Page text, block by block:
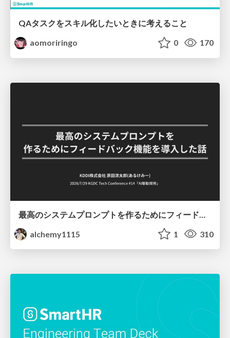
QAタスクをスキル化したいときに考えること
aomoriringo
0 170
alchemy1115
1 310